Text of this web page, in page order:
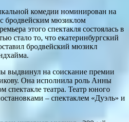
комедии номинирован на
бродвейским мюзиклом
этого спектакля состоялась в
стало то, что екатеринбургский
бродвейский мюзикл
выдвинул на соискание премии
Она исполнила роль Анны
спектакле театра. Театр юного
– спектаклем «Дуэль» и